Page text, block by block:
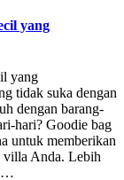
yang
yang
tidak suka dengan
dengan barang-
hari? Goodie bag
untuk memberikan
villa Anda. Lebih
…